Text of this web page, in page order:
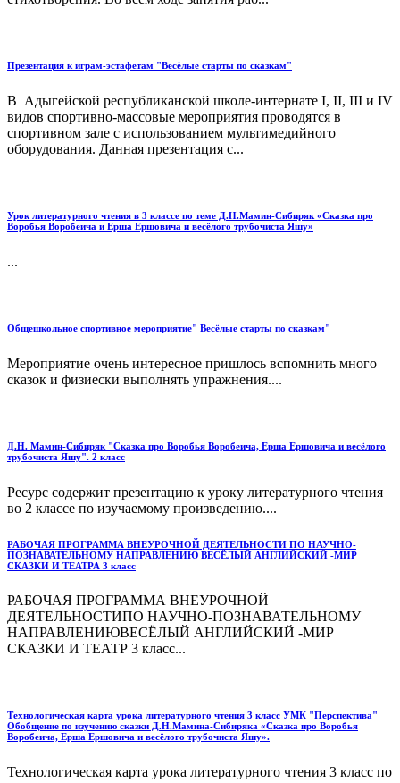
Презентация к играм-эстафетам "Весёлые старты по сказкам"
В Адыгейской республиканской школе-интернате I, II, III и IV
видов спортивно-массовые мероприятия проводятся в
спортивном зале с использованием мультимедийного
оборудования. Данная презентация с...
Урок литературного чтения в 3 классе по теме Д.Н.Мамин-Сибиряк «Сказка про
Воробья Воробеича и Ерша Ершовича и весёлого трубочиста Яшу»
...
Общешкольное спортивное мероприятие" Весёлые старты по сказкам"
Мероприятие очень интересное пришлось вспомнить много
сказок и физиески выполнять упражнения....
Д.Н. Мамин-Сибиряк "Сказка про Воробья Воробеича, Ерша Ершовича и весёлого
трубочиста Яшу". 2 класс
Ресурс содержит презентацию к уроку литературного чтения
во 2 классе по изучаемому произведению....
РАБОЧАЯ ПРОГРАММА ВНЕУРОЧНОЙ ДЕЯТЕЛЬНОСТИ ПО НАУЧНО-
ПОЗНАВАТЕЛЬНОМУ НАПРАВЛЕНИЮ ВЕСЁЛЫЙ АНГЛИЙСКИЙ -МИР
СКАЗКИ И ТЕАТРА 3 класс
РАБОЧАЯ ПРОГРАММА ВНЕУРОЧНОЙ
ДЕЯТЕЛЬНОСТИПО НАУЧНО-ПОЗНАВАТЕЛЬНОМУ
НАПРАВЛЕНИЮВЕСЁЛЫЙ АНГЛИЙСКИЙ -МИР
СКАЗКИ И ТЕАТР 3 класс...
Технологическая карта урока литературного чтения 3 класс УМК "Перспектива"
Обобщение по изучению сказки Д.Н.Мамина-Сибиряка «Сказка про Воробья
Воробеича, Ерша Ершовича и весёлого трубочиста Яшу».
Технологическая карта урока литературного чтения 3 класс по